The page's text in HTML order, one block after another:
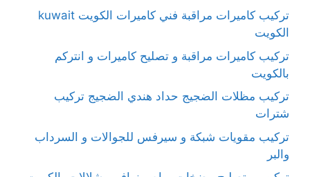
تركيب كاميرات مراقبة فني كاميرات الكويت kuwait
الكويت
تركيب كاميرات مراقبة و تصليح كاميرات و انتركم
بالكويت
تركيب مظلات الضجيج حداد هندي الضجيج تركيب
شترات
تركيب مقويات شبكة و سيرفس للجوالات و السرداب
والبر